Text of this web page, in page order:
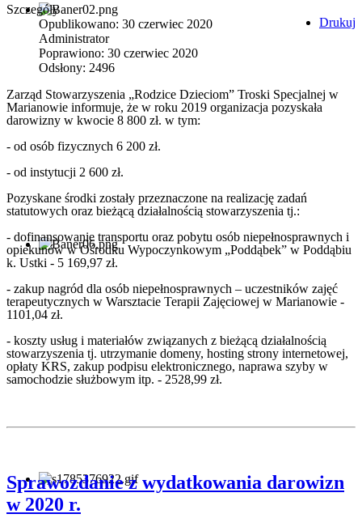
Drukuj
Szczegóły
Opublikowano: 30 czerwiec 2020
Administrator
Poprawiono: 30 czerwiec 2020
Odsłony: 2496
Zarząd Stowarzyszenia „Rodzice Dzieciom” Troski Specjalnej w
Marianowie informuje, że w roku 2019 organizacja pozyskała
darowizny w kwocie 8 800 zł. w tym:
- od osób fizycznych 6 200 zł.
- od instytucji 2 600 zł.
Pozyskane środki zostały przeznaczone na realizację zadań
statutowych oraz bieżącą działalnością stowarzyszenia tj.:
- dofinansowanie transportu oraz pobytu osób niepełnosprawnych i
opiekunów w Ośrodku Wypoczynkowym „Poddąbek” w Poddąbiu
k. Ustki - 5 169,97 zł.
- zakup nagród dla osób niepełnosprawnych – uczestników zajęć
terapeutycznych w Warsztacie Terapii Zajęciowej w Marianowie -
1101,04 zł.
- koszty usług i materiałów związanych z bieżącą działalnością
stowarzyszenia tj. utrzymanie domeny, hosting strony internetowej,
opłaty KRS, zakup podpisu elektronicznego, naprawa szyby w
samochodzie służbowym itp. - 2528,99 zł.
Sprawozdanie z wydatkowania darowizn
w 2020 r.